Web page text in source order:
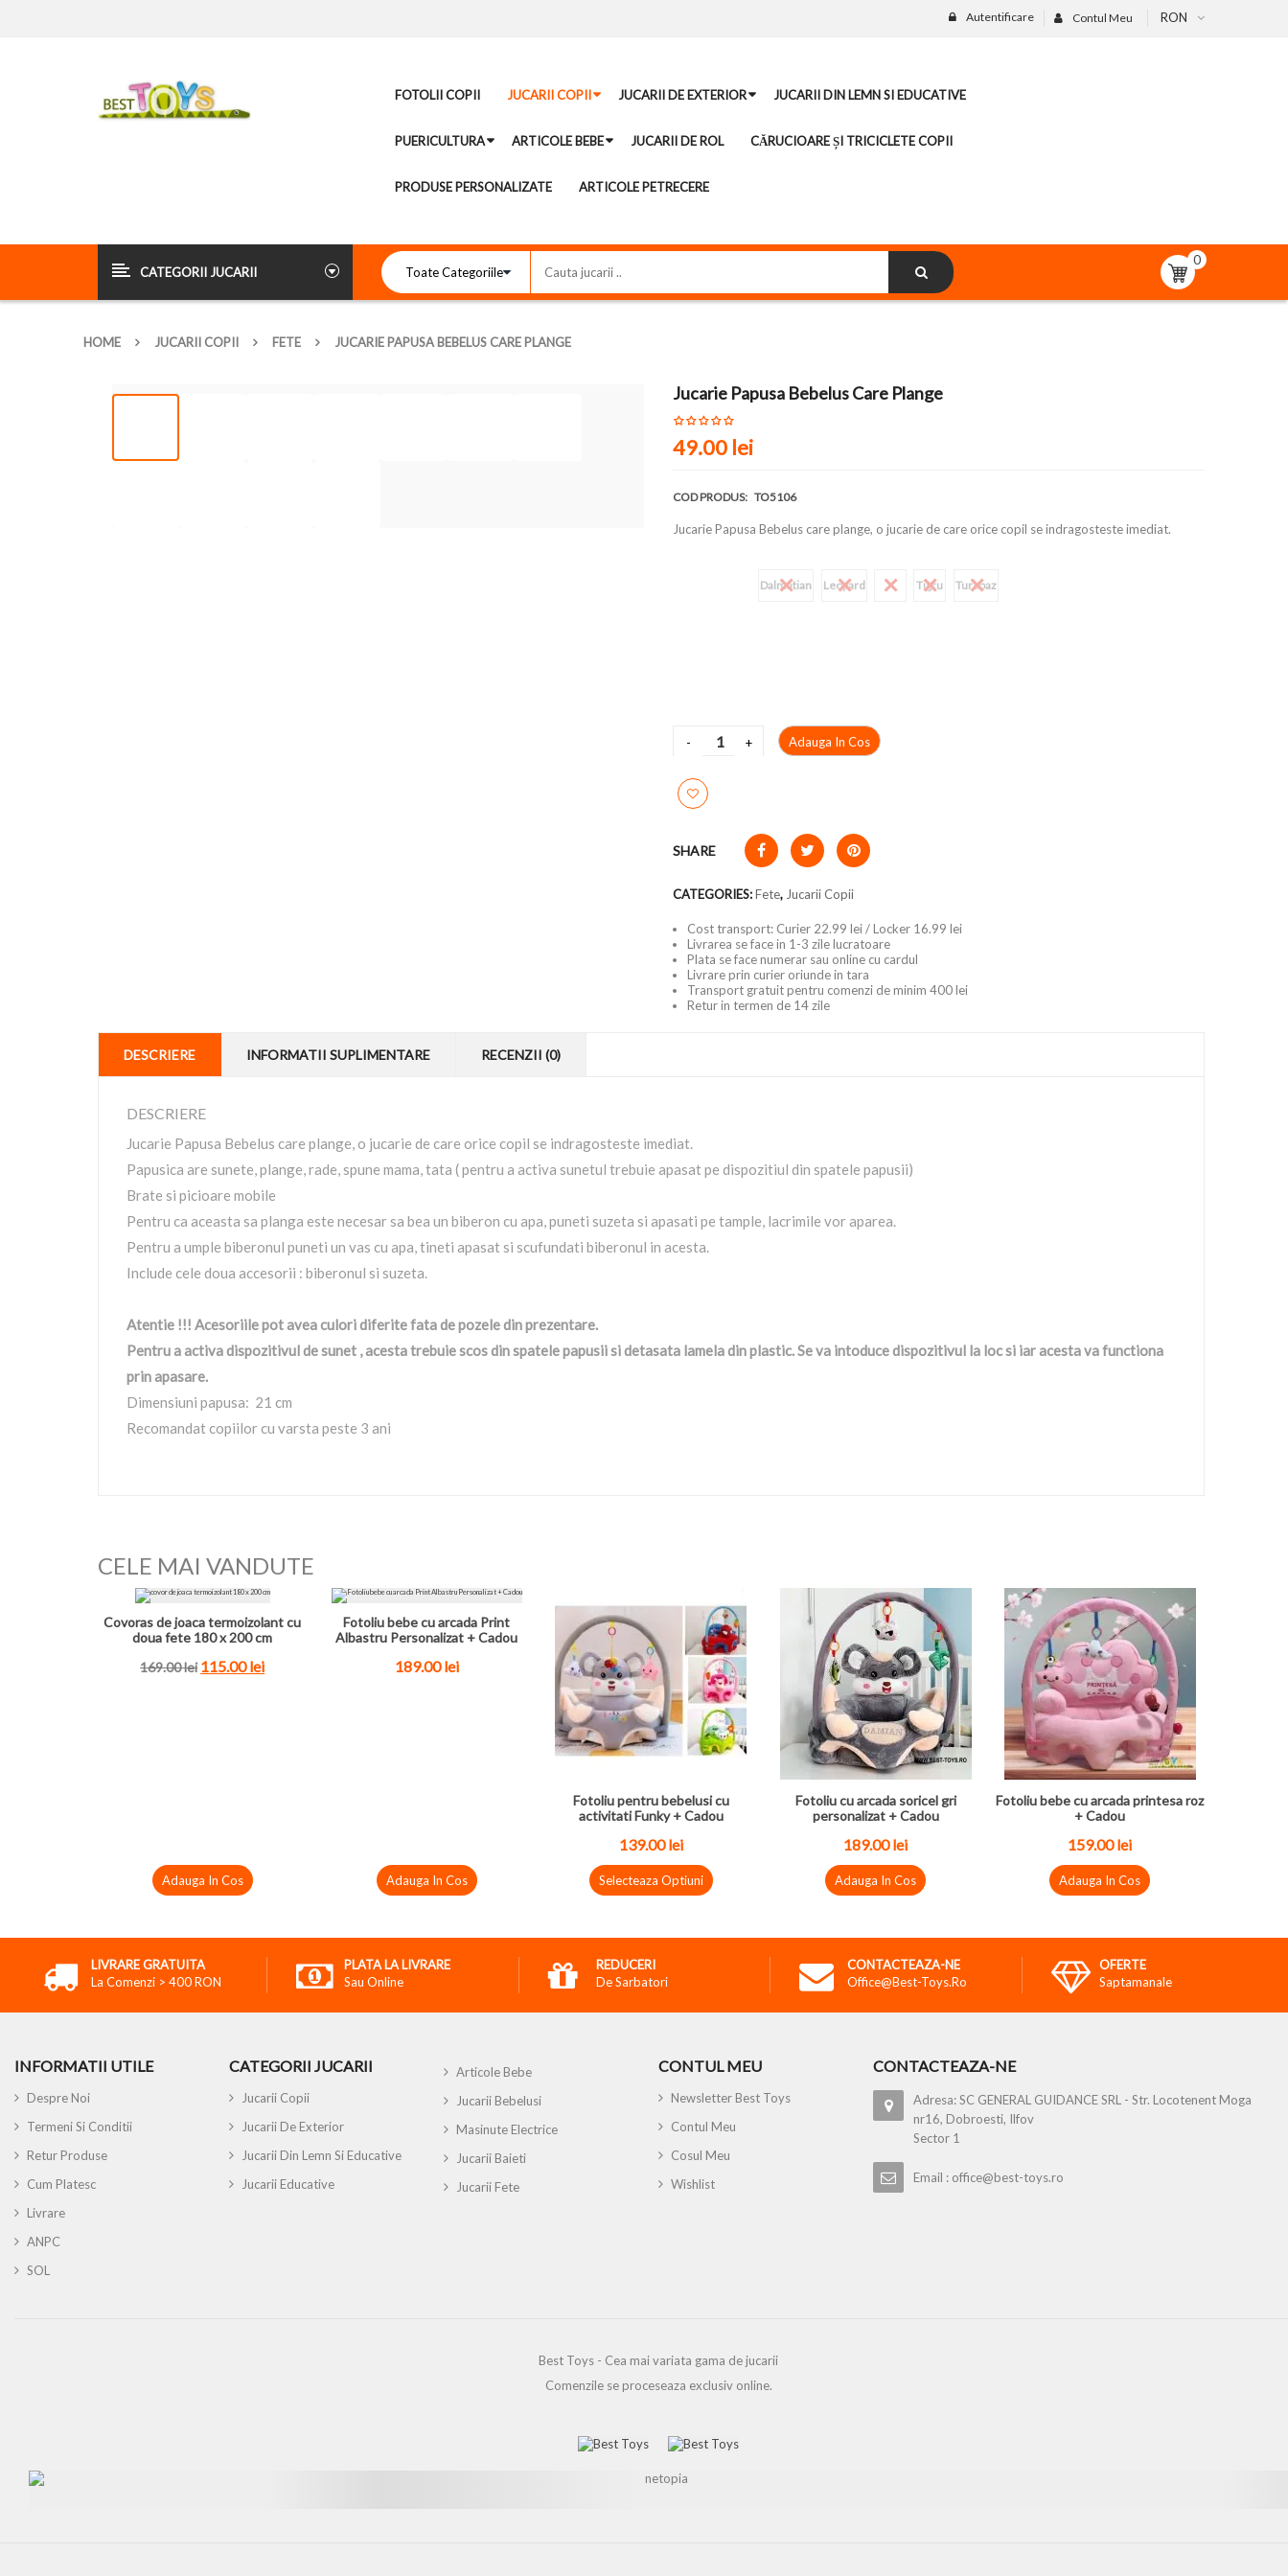
RON
Contul Meu
Autentificare
FOTOLII COPII JUCARII COPII JUCARII DE EXTERIOR JUCARII DIN LEMN SI EDUCATIVE
PUERICULTURA ARTICOLE BEBE JUCARII DE ROL CĂRUCIOARE ȘI TRICICLETE COPII
PRODUSE PERSONALIZATE ARTICOLE PETRECERE
CATEGORII JUCARII
0
HOME JUCARII COPII FETE JUCARIE PAPUSA BEBELUS CARE PLANGE
Jucarie Papusa Bebelus Care Plange
49.00 lei
COD PRODUS: TO5106
Jucarie Papusa Bebelus care plange, o jucarie de care orice copil se indragosteste imediat.
Dalmatian Leopard Tigru Turcoaz
Adauga In Cos
SHARE
CATEGORIES:Fete, Jucarii Copii
Cost transport: Curier 22.99 lei / Locker 16.99 lei
Livrarea se face in 1-3 zile lucratoare
Plata se face numerar sau online cu cardul
Livrare prin curier oriunde in tara
Transport gratuit pentru comenzi de minim 400 lei
Retur in termen de 14 zile
DESCRIERE INFORMATII SUPLIMENTARE RECENZII (0)
DESCRIERE
Jucarie Papusa Bebelus care plange, o jucarie de care orice copil se indragosteste imediat.
Papusica are sunete, plange, rade, spune mama, tata ( pentru a activa sunetul trebuie apasat pe dispozitiul din spatele papusii)
Brate si picioare mobile
Pentru ca aceasta sa planga este necesar sa bea un biberon cu apa, puneti suzeta si apasati pe tample, lacrimile vor aparea.
Pentru a umple biberonul puneti un vas cu apa, tineti apasat si scufundati biberonul in acesta.
Include cele doua accesorii : biberonul si suzeta.
Atentie !!! Acesoriile pot avea culori diferite fata de pozele din prezentare.
Pentru a activa dispozitivul de sunet , acesta trebuie scos din spatele papusii si detasata lamela din plastic. Se va intoduce dispozitivul la loc si iar acesta va functiona
prin apasare.
Dimensiuni papusa: 21 cm
Recomandat copiilor cu varsta peste 3 ani
CELE MAI VANDUTE
Covoras de joaca termoizolant cu
doua fete 180 x 200 cm
169.00 lei 115.00 lei
Adauga In Cos
Fotoliu bebe cu arcada Print
Albastru Personalizat + Cadou
189.00 lei
Adauga In Cos
Fotoliu pentru bebelusi cu
activitati Funky + Cadou
139.00 lei
Selecteaza Optiuni
Fotoliu cu arcada soricel gri
personalizat + Cadou
189.00 lei
Adauga In Cos
Fotoliu bebe cu arcada printesa roz
+ Cadou
159.00 lei
Adauga In Cos
LIVRARE GRATUITA
La Comenzi > 400 RON
PLATA LA LIVRARE
Sau Online
REDUCERI
De Sarbatori
CONTACTEAZA-NE
Office@best-Toys.ro
OFERTE
Saptamanale
INFORMATII UTILE
Despre Noi
Termeni Si Conditii
Retur Produse
Cum Platesc
Livrare
ANPC
SOL
CATEGORII JUCARII
Jucarii Copii
Jucarii De Exterior
Jucarii Din Lemn Si Educative
Jucarii Educative
Articole Bebe
Jucarii Bebelusi
Masinute Electrice
Jucarii Baieti
Jucarii Fete
CONTUL MEU
Newsletter Best Toys
Contul Meu
Cosul Meu
Wishlist
CONTACTEAZA-NE
Adresa: SC GENERAL GUIDANCE SRL - Str. Locotenent Moga
nr16, Dobroesti, Ilfov
Sector 1
Email : office@best-toys.ro
Best Toys - Cea mai variata gama de jucarii
Comenzile se proceseaza exclusiv online.